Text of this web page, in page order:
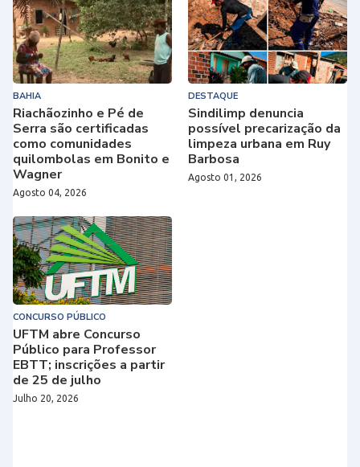
BAHIA
Riachãozinho e Pé de
Serra são certificadas
como comunidades
quilombolas em Bonito e
Wagner
Agosto 04, 2026
DESTAQUE
Sindilimp denuncia
possível precarização da
limpeza urbana em Ruy
Barbosa
Agosto 01, 2026
CONCURSO PÚBLICO
UFTM abre Concurso
Público para Professor
EBTT; inscrições a partir
de 25 de julho
Julho 20, 2026